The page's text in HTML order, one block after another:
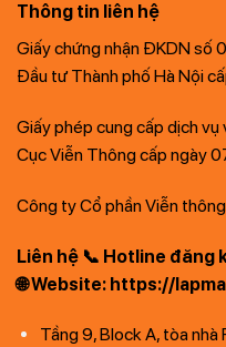
Thông tin liên hệ
Giấy chứng nhận ĐKDN số
Đầu tư Thành phố Hà Nội
Giấy phép cung cấp dịch
Cục Viễn Thông cấp ngày
Công ty Cổ phần Viễn
Liên hệ 📞 Hotline đăng
🌐 Website: https://
Tầng 9, Block A, tòa nhà